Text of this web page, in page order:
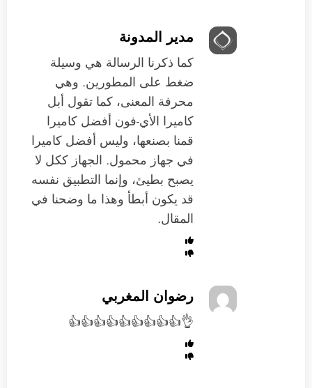
مدير المدونة
كما ذكرنا الرسالة هي وسيلة
ضغط على المطورين. وهي
محرفة المعنى، كما تقول أبل
كاميرا الأي-فون أفضل كاميرا
قمنا بصنعها، وليس أفضل كاميرا
في جهاز محمول. الجهاز ككل لا
يصبح بطيئ، وإنما التطبيق نفسه
قد يكون أبطأ وهذا ما وضحنا في
المقال.
رضوان المغربي
👌👍👍👍👍👍👍👍👍👍